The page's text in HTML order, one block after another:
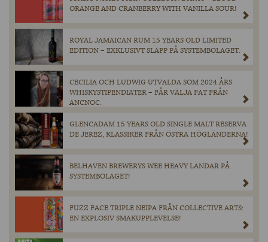
ORANGE AND CRANBERRY WITH VANILLA SOUR!
ROYAL JAMAICAN RUM 15 YEARS OLD LIMITED
EDITION – EXKLUSIVT SLÄPP PÅ SYSTEMBOLAGET.
CECILIA OCH LUDWIG UTVALDA SOM 2024 ÅRS
WHISKYSTIPENDIATER – FÅR VÄLJA FAT FRÅN
ANCNOC.
GLENCADAM 15 YEARS OLD SINGLE MALT RESERVA
DE JEREZ, KLASSIKER FRÅN ÖSTRA HÖGLÄNDERNA!
BELHAVEN BREWERYS WEE HEAVY LANDAR PÅ
SYSTEMBOLAGET!
FUZZ FACE TRIPLE NEIPA FRÅN COLLECTIVE ARTS:
EN EXPLOSIV SMAKUPPLEVELSE!